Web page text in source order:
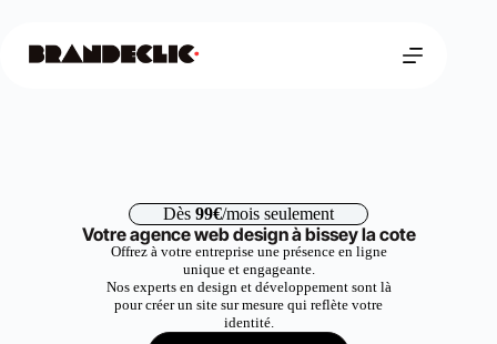
Dès 99€/mois seulement
Votre agence web design à bissey la cote
Offrez à votre entreprise une présence en ligne
unique et engageante.
Nos experts en design et développement sont là
pour créer un site sur mesure qui reflète votre
identité.